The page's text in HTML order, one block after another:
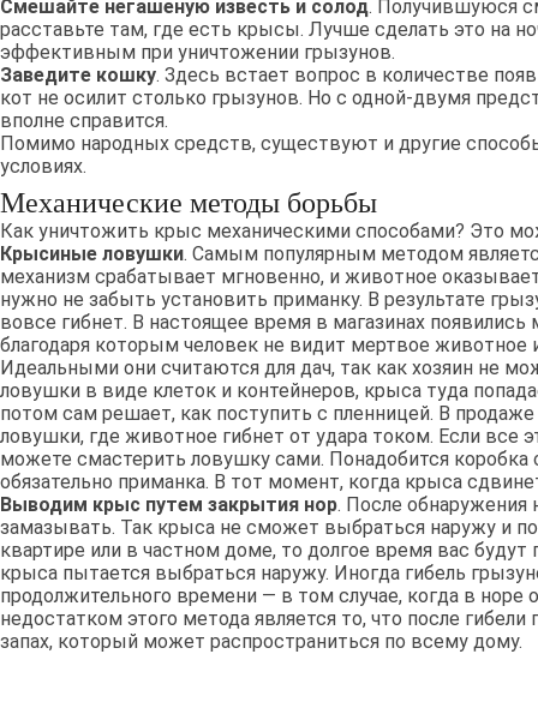
Смешайте негашеную известь и солод. Получившуюся
расставьте там, где есть крысы. Лучше сделать это на
эффективным при уничтожении грызунов.
Заведите кошку. Здесь встает вопрос в количестве
кот не осилит столько грызунов. Но с одной-двумя
вполне справится.
Помимо народных средств, существуют и другие
условиях.
Механические методы борьбы
Как уничтожить крыс механическими способами? Это
Крысиные ловушки. Самым популярным методом
механизм срабатывает мгновенно, и животное
нужно не забыть установить приманку. В результате
вовсе гибнет. В настоящее время в магазинах
благодаря которым человек не видит мертвое животное
Идеальными они считаются для дач, так как хозяин не
ловушки в виде клеток и контейнеров, крыса туда
потом сам решает, как поступить с пленницей. В
ловушки, где животное гибнет от удара током. Если все
можете смастерить ловушку сами. Понадобится
обязательно приманка. В тот момент, когда крыса
Выводим крыс путем закрытия нор. После обнаружения
замазывать. Так крыса не сможет выбраться наружу и
квартире или в частном доме, то долгое время вас будут
крыса пытается выбраться наружу. Иногда гибель
продолжительного времени — в том случае, когда в
недостатком этого метода является то, что после гибели
запах, который может распространиться по всему дому.